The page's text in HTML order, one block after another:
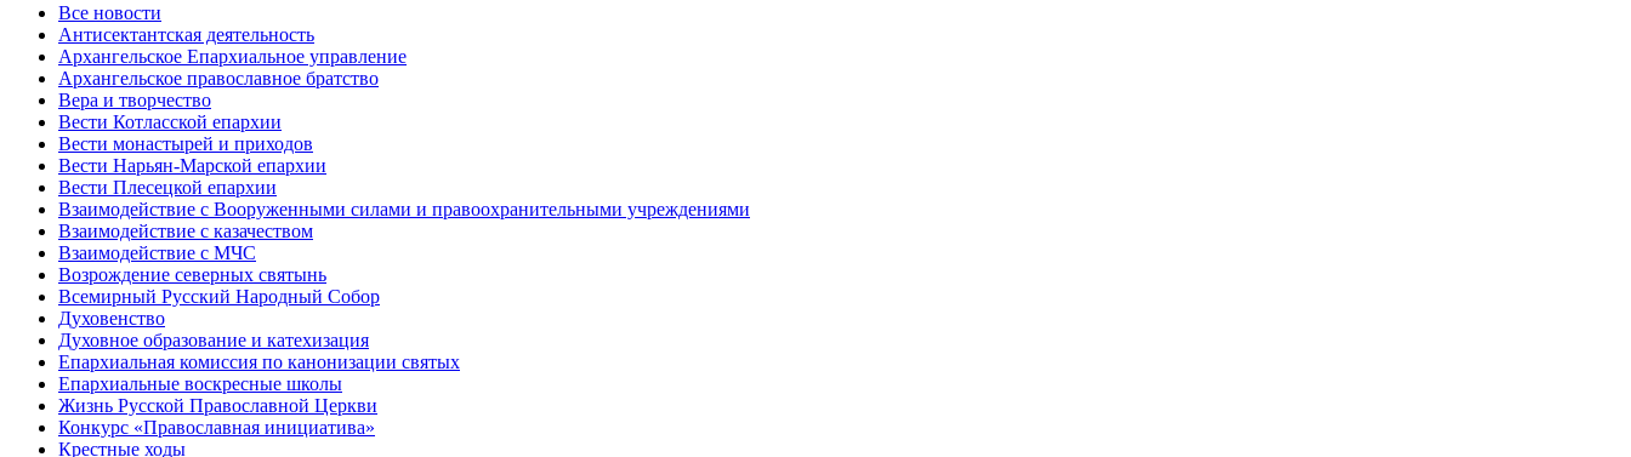
Все новости
Антисектантская деятельность
Архангельское Епархиальное управление
Архангельское православное братство
Вера и творчество
Вести Котласской епархии
Вести монастырей и приходов
Вести Нарьян-Марской епархии
Вести Плесецкой епархии
Взаимодействие с Вооруженными силами и правоохранительными учреждениями
Взаимодействие с казачеством
Взаимодействие с МЧС
Возрождение северных святынь
Всемирный Русский Народный Собор
Духовенство
Духовное образование и катехизация
Епархиальная комиссия по канонизации святых
Епархиальные воскресные школы
Жизнь Русской Православной Церкви
Конкурс «Православная инициатива»
Крестные ходы